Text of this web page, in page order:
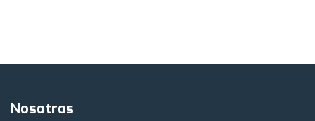
Nosotros